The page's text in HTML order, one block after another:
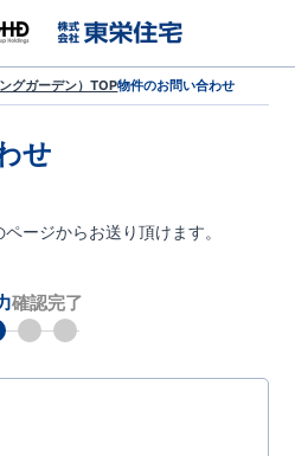
グガーデン）TOP物件のお問い合わせ
せ
ージからお送り頂けます。
確認完了